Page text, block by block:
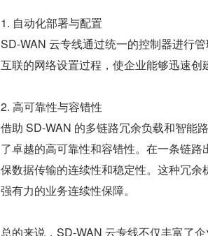
1. 自动化部署与配置
SD-WAN 云专线通过统一的控制器进行
互联的网络设置过程，使企业能够迅速创
2. 高可靠性与容错性
借助 SD-WAN 的多链路冗余负载和智能
了卓越的高可靠性和容错性。在一条链
保数据传输的连续性和稳定性。这种冗
强有力的业务连续性保障。
总的来说，SD-WAN 云专线不仅丰富了